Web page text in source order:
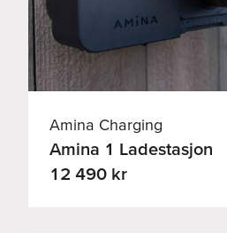
Amina Charging
Amina 1 Ladestasjon
12 490 kr